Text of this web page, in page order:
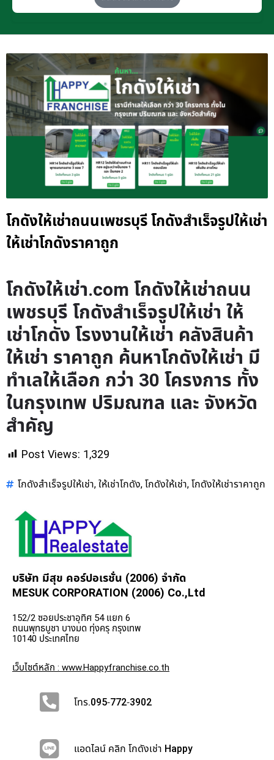
โกดังให้เช่าถนนเพชรบุรี โกดังสำเร็จรูปให้เช่า
ให้เช่าโกดังราคาถูก
โกดังให้เช่า.com โกดังให้เช่าถนน
เพชรบุรี โกดังสำเร็จรูปให้เช่า ให้
เช่าโกดัง โรงงานให้เช่า คลังสินค้า
ให้เช่า ราคาถูก ค้นหาโกดังให้เช่า มี
ทำเลให้เลือก กว่า 30 โครงการ ทั้ง
ในกรุงเทพ ปริมณฑล และ จังหวัด
สำคัญ
Post Views: 1,329
โกดังสำเร็จรูปให้เช่า, ให้เช่าโกดัง, โกดังให้เช่า, โกดังให้เช่าราคาถูก
บริษัท มีสุข คอร์ปอเรชั่น (2006) จำกัด
MESUK CORPORATION (2006) Co.,Ltd
152/2 ซอยประชาอุทิศ 54 แยก 6
ถนนพุทธบูชา บางมด ทุ่งครุ กรุงเทพ
10140 ประเทศไทย
เว็บไซต์หลัก : www.Happyfranchise.co.th
โทร.095-772-3902
แอดไลน์ คลิก โกดังเช่า Happy